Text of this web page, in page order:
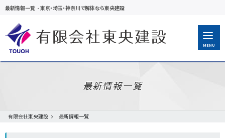
最新情報一覧 -東京・埼玉・神奈川で解体なら東央建設
MENU
最新情報一覧
有限会社東央建設 最新情報一覧